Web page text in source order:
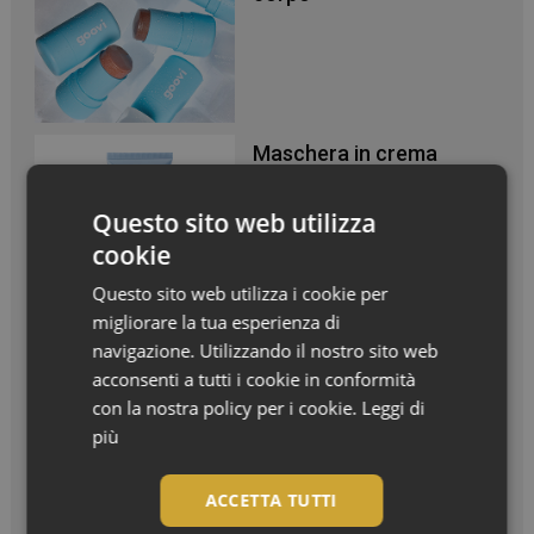
Maschera in crema
Articoli recenti
Doposole, il beauty ritual che fa durare l’estate sulla pelle
Questo sito web utilizza
cookie
Questo sito web utilizza i cookie per
migliorare la tua esperienza di
navigazione. Utilizzando il nostro sito web
acconsenti a tutti i cookie in conformità
con la nostra policy per i cookie. Leggi di
più
ACCETTA TUTTI